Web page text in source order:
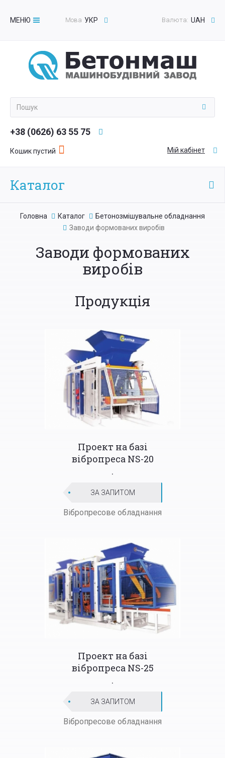
МЕНЮ
Toggle
Валюта: UAH
Мова УКР
+38 (0626) 63 55 75
Кошик пустий Мій кабінет
Каталог
Головна Каталог
Бетонозмішувальне обладнання
Заводи формованих виробів
Заводи формованих
виробів
Продукція
Проект на базі
вібропреса NS-20
.
ЗА ЗАПИТОМ
Вібропресове обладнання
Проект на базі
вібропреса NS-25
.
ЗА ЗАПИТОМ
Вібропресове обладнання